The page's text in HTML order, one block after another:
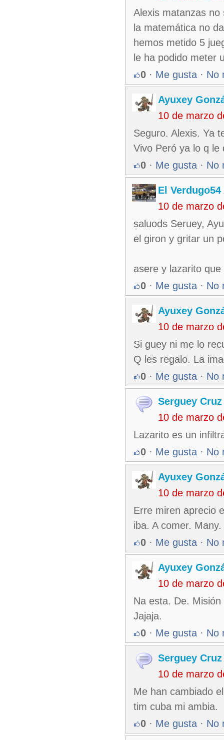
Alexis matanzas
la matemática no
hemos metido 5
le ha podido meter
0 · Me gusta · No
Ayuxey
10 de marzo
Seguro. Alexis. Ya
Vivo Peró ya lo q le
0 · Me gusta · No
El Verdugo54
10 de marzo
saluods Seruey,
el giron y gritar un
asere y lazarito
0 · Me gusta · No
Ayuxey
10 de marzo
Si guey ni me lo
Q les regalo. La
0 · Me gusta · No
Serguey
10 de marzo
Lazarito es un
0 · Me gusta · No
Ayuxey
10 de marzo
Erre miren aprecio
iba. A comer.
0 · Me gusta · No
Ayuxey
10 de marzo
Na esta. De.
Jajaja.
0 · Me gusta · No
Serguey
10 de marzo
Me han cambiado
tim cuba mi ambia.
0 · Me gusta · No